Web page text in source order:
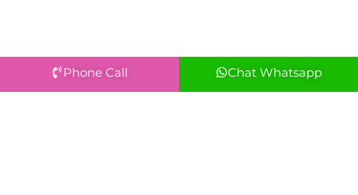
Phone Call Chat Whatsapp